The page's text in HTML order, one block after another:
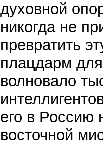
духовной
никогда не
превратить
плацдарм
волновало
его в Россию
восточной